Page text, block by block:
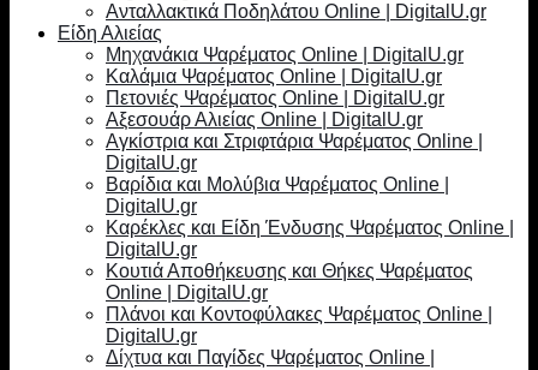
Ανταλλακτικά Ποδηλάτου Online | DigitalU.gr
Είδη Αλιείας
Μηχανάκια Ψαρέματος Online | DigitalU.gr
Καλάμια Ψαρέματος Online | DigitalU.gr
Πετονιές Ψαρέματος Online | DigitalU.gr
Αξεσουάρ Αλιείας Online | DigitalU.gr
Αγκίστρια και Στριφτάρια Ψαρέματος Online |
DigitalU.gr
Βαρίδια και Μολύβια Ψαρέματος Online |
DigitalU.gr
Καρέκλες και Είδη Ένδυσης Ψαρέματος Online |
DigitalU.gr
Κουτιά Αποθήκευσης και Θήκες Ψαρέματος
Online | DigitalU.gr
Πλάνοι και Κοντοφύλακες Ψαρέματος Online |
DigitalU.gr
Δίχτυα και Παγίδες Ψαρέματος Online |